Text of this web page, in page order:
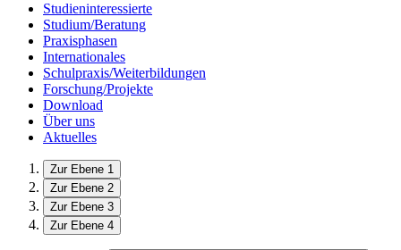
Studieninteressierte
Studium/Beratung
Praxisphasen
Internationales
Schulpraxis/Weiterbildungen
Forschung/Projekte
Download
Über uns
Aktuelles
Zur Ebene 1
Zur Ebene 2
Zur Ebene 3
Zur Ebene 4